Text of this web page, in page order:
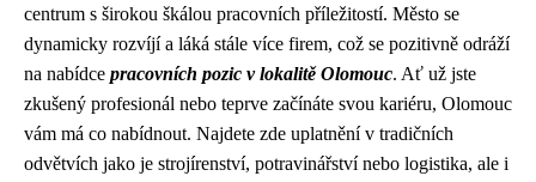
centrum s širokou škálou pracovních příležitostí. Město se
dynamicky rozvíjí a láká stále více firem, což se pozitivně odráží
na nabídce pracovních pozic v lokalitě Olomouc. Ať už jste
zkušený profesionál nebo teprve začínáte svou kariéru, Olomouc
vám má co nabídnout. Najdete zde uplatnění v tradičních
odvětvích jako je strojírenství, potravinářství nebo logistika, ale i